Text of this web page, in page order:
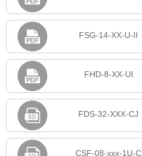
FSG-14-XX-U-II
FHD-8-XX-UI
FDS-32-XXX-CJ
CSF-08-xxx-1U-C